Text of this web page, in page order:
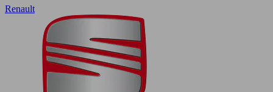
Renault